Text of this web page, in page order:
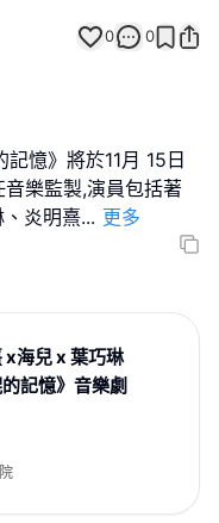
0 0
憶》將於11月 15日
樂監製,演員包括著
炎明熹... 更多
x海兒 x 葉巧琳
記憶》音樂劇